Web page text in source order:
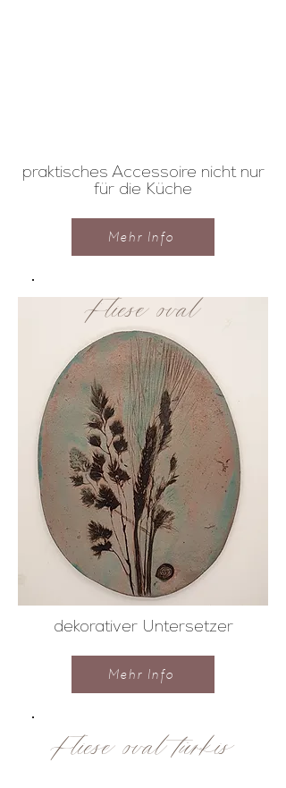
praktisches Accessoire nicht nur
für die Küche
Mehr Info
Fliese oval
dekorativer Untersetzer
Mehr Info
Fliese oval türkis